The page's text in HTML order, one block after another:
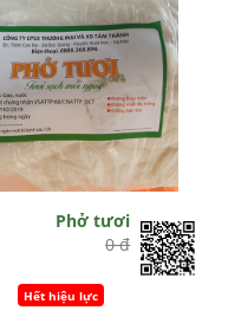
Phở tươi
0 đ
Hết hiệu lực